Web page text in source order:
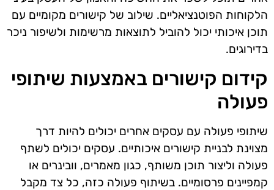
הלקוחות הפוטנציאליים. שילוב של קישורים מקומיים עם
תוכן איכותי יכול להוביל לתוצאות מרשימות ולשיפור ניכר
בדירוגים.
קידום קישורים באמצעות שיתופי
פעולה
שיתופי פעולה עם עסקים אחרים יכולים להיות דרך
מצוינת לבניית קישורים איכותיים. עסקים יכולים לשתף
פעולה וליצור תוכן משותף, כגון מאמרים, וובינרים או
קמפיינים פרסומיים. בשיתוף פעולה כזה, כל צד מקבל